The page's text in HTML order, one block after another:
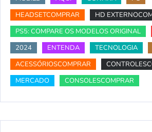
HEADSETCOMPRAR
HD
PS5: COMPARE OS MODELOS ORIGINAL
2024
ENTENDA TECNOLOGIA
ACESSÓRIOSCOMPRAR
MERCADO
CONSOLESCOMPRAR